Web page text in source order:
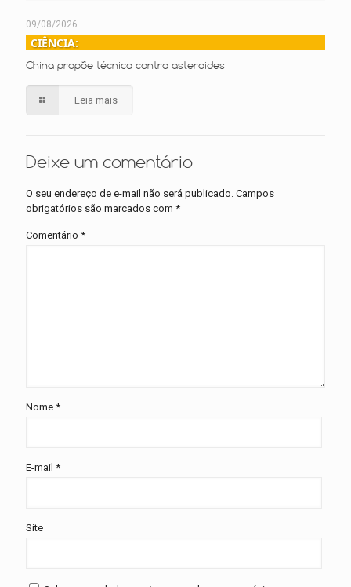
09/08/2026
CIÊNCIA:
China propõe técnica contra asteroides
Leia mais
Deixe um comentário
O seu endereço de e-mail não será publicado. Campos
obrigatórios são marcados com *
Comentário *
Nome *
E-mail *
Site